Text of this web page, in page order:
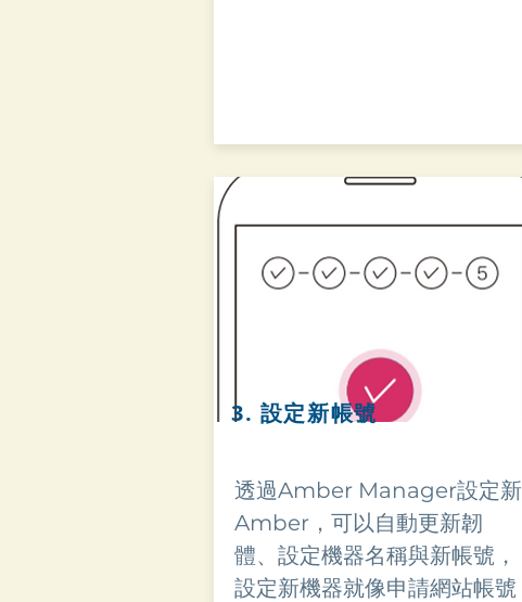
​3. 設定新帳號
透過Amber Manager設定新
Amber，可以自動更新韌
體、設定機器名稱與新帳號，
設定新機器就像申請網站帳號